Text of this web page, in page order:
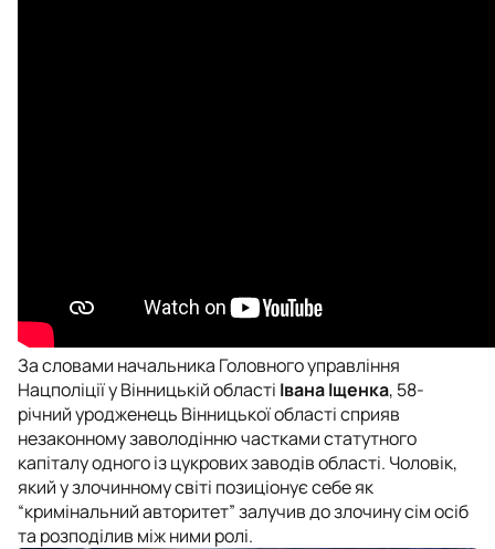
За словами начальника Головного управління
Нацполіції у Вінницькій області Івана Іщенка, 58-
річний уродженець Вінницької області сприяв
незаконному заволодінню частками статутного
капіталу одного із цукрових заводів області. Чоловік,
який у злочинному світі позиціонує себе як
“кримінальний авторитет” залучив до злочину сім осіб
та розподілив між ними ролі.